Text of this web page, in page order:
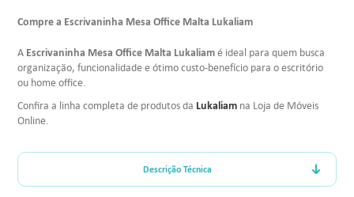
Compre a Escrivaninha Mesa Office Malta Lukaliam
A Escrivaninha Mesa Office Malta Lukaliamé ideal para quem busca
organização, funcionalidade e ótimo custo-benefício para o escritório
ou home office.
Confira a linha completa de produtos da Lukaliam na Loja de Móveis
Online.
Descrição Técnica